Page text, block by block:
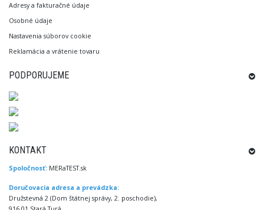
Adresy a fakturačné údaje
Osobné údaje
Nastavenia súborov cookie
Reklamácia a vrátenie tovaru
PODPORUJEME
KONTAKT
Spoločnosť: MERaTEST.sk
Doručovacia adresa a prevádzka:
Družstevná 2 (Dom štátnej správy, 2. poschodie),